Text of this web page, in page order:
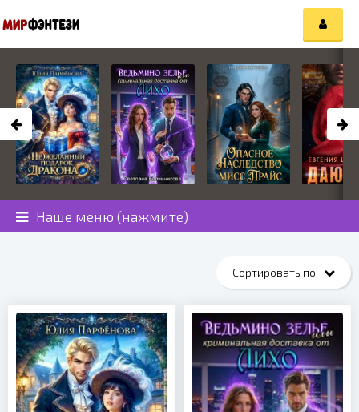
Наше меню (нажмите)